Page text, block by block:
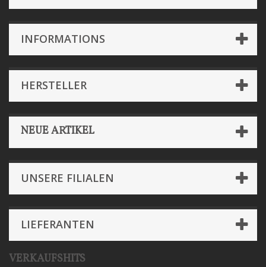
INFORMATIONS
HERSTELLER
NEUE ARTIKEL
UNSERE FILIALEN
LIEFERANTEN
VERKAUFSHITS